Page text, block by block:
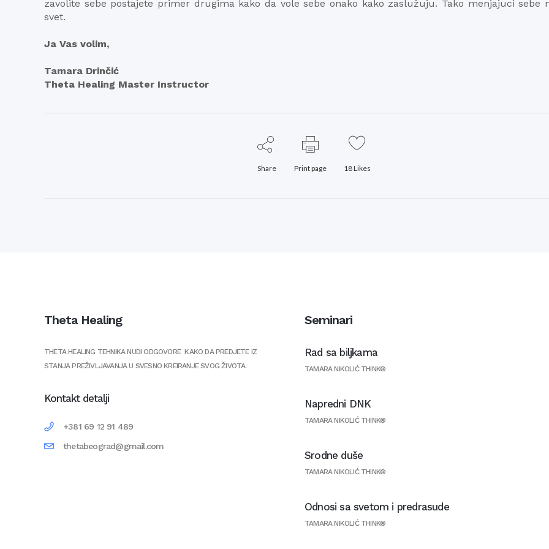
zavolite sebe postajete primer drugima kako da vole sebe onako kako zaslužuju. Tako menjajuci sebe
svet.
Ja Vas volim,
Tamara Drinčić
Theta Healing Master Instructor
Share Print page 18Likes
Theta Healing
THETA HEALING TEHNIKA NUDI ODGOVORE KAKO DA PREDJETE IZ
STANJA PREŽIVLJAVANJA U SVESNO KREIRANJE SVOG ŽIVOTA.
Kontakt detalji
+381 69 12 91 489
thetabeograd@gmail.com
Seminari
Rad sa biljkama
TAMARA NIKOLIĆ THINK®
Napredni DNK
TAMARA NIKOLIĆ THINK®
Srodne duše
TAMARA NIKOLIĆ THINK®
Odnosi sa svetom i predrasude
TAMARA NIKOLIĆ THINK®